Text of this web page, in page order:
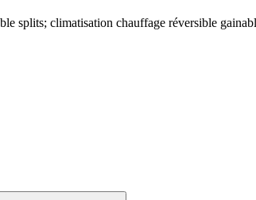
splits; climatisation chauffage réversible